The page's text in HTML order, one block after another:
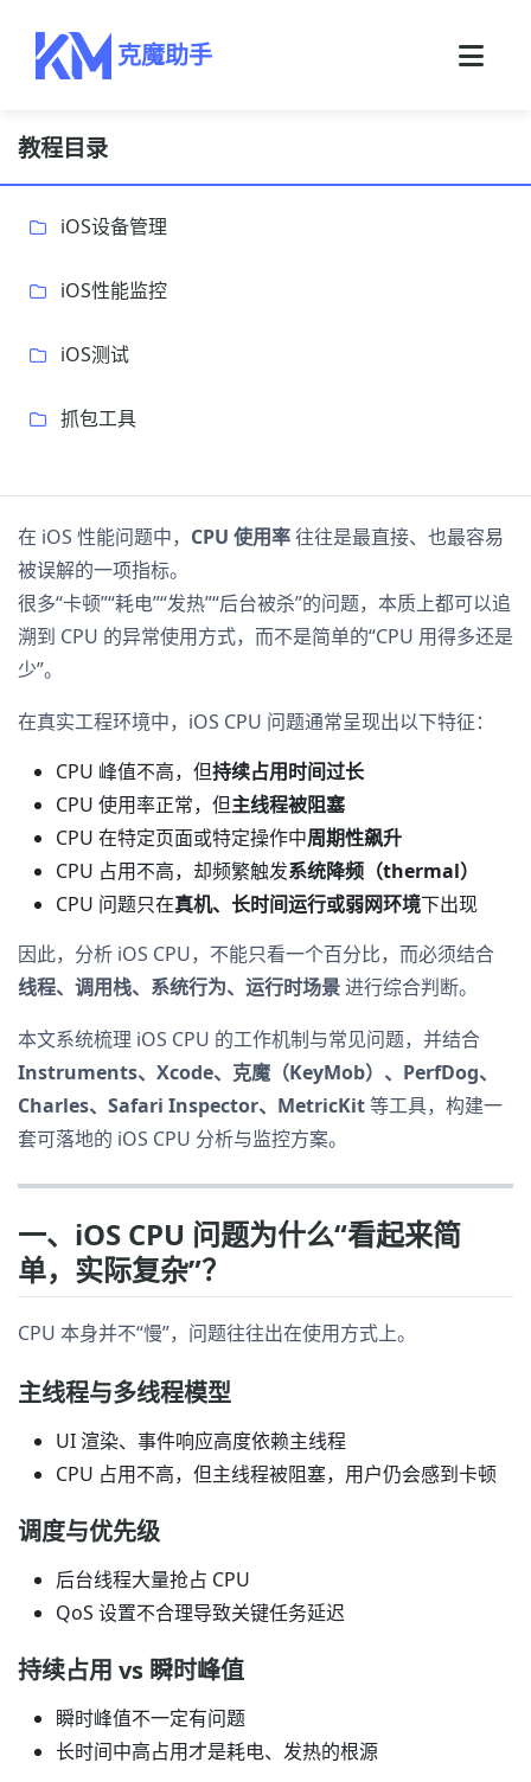
克魔助手
教程目录
iOS设备管理
iOS性能监控
iOS测试
抓包工具
在 iOS 性能问题中， CPU 使用率往往是最直接、也最容易
被误解的一项指标。
很多“卡顿”“耗电”“发热”“后台被杀”的问题，本质上都可以追
溯到 CPU 的异常使用方式，而不是简单的“CPU 用得多还是
少”。
在真实工程环境中，iOS CPU 问题通常呈现出以下特征：
CPU 峰值不高，但持续占用时间过长
CPU 使用率正常，但主线程被阻塞
CPU 在特定页面或特定操作中周期性飙升
CPU 占用不高，却频繁触发系统降频（thermal）
CPU 问题只在真机、长时间运行或弱网环境下出现
因此，分析 iOS CPU，不能只看一个百分比，而必须结合
线程、调用栈、系统行为、运行时场景进行综合判断。
本文系统梳理 iOS CPU 的工作机制与常见问题，并结合
Instruments、Xcode、克魔（KeyMob）、PerfDog、
Charles、Safari Inspector、MetricKit等工具，构建一
套可落地的 iOS CPU 分析与监控方案。
一、iOS CPU 问题为什么“看起来简
单，实际复杂”？
CPU 本身并不“慢”，问题往往出在使用方式上。
主线程与多线程模型
UI 渲染、事件响应高度依赖主线程
CPU 占用不高，但主线程被阻塞，用户仍会感到卡顿
调度与优先级
后台线程大量抢占 CPU
QoS 设置不合理导致关键任务延迟
持续占用 vs 瞬时峰值
瞬时峰值不一定有问题
长时间中高占用才是耗电、发热的根源